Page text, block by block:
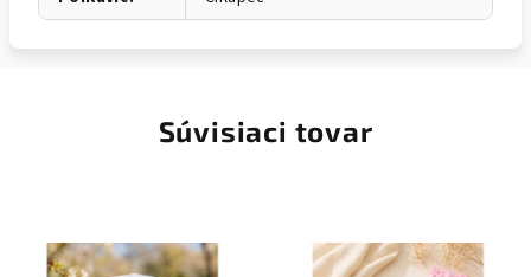
Súvisiaci tovar